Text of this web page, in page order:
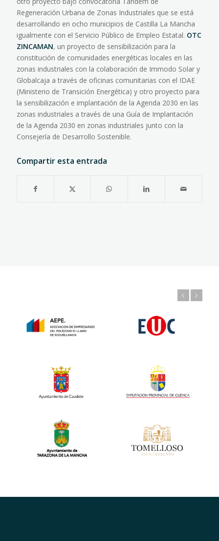
Regeneración Urbana de Zonas Industriales que se está
desarrollando en ocho municipios de Castilla La Mancha
igualmente con el Servicio Público de Empleo Estatal. OTC
ZINCAMAN, un proyecto de sensibilización para la
constitución de comunidades energéticas locales en las
zonas industriales con la colaboración de Immodo Solar y
Globalcaja a través de oficinas comunitarias con el IDAE
(Ministerio de Transición Energética) y otro proyecto para
la sensibilización e implantación de la Agenda 2030 en las
zonas industriales a través de una Guía de Implantación
de la Agenda 2030 en zonas industriales junto con la
Consejería de Desarrollo Sostenible.
Compartir esta entrada